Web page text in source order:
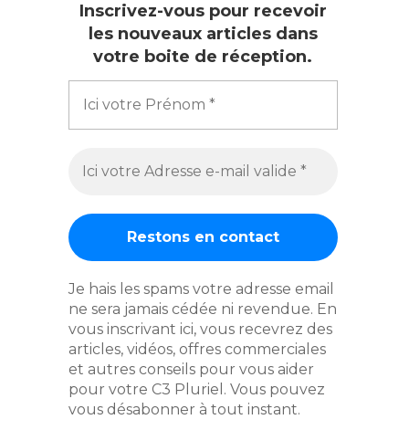
Inscrivez-vous pour recevoir
les nouveaux articles dans
votre boite de réception.
Je hais les spams votre adresse email
ne sera jamais cédée ni revendue. En
vous inscrivant ici, vous recevrez des
articles, vidéos, offres commerciales
et autres conseils pour vous aider
pour votre C3 Pluriel. Vous pouvez
vous désabonner à tout instant.